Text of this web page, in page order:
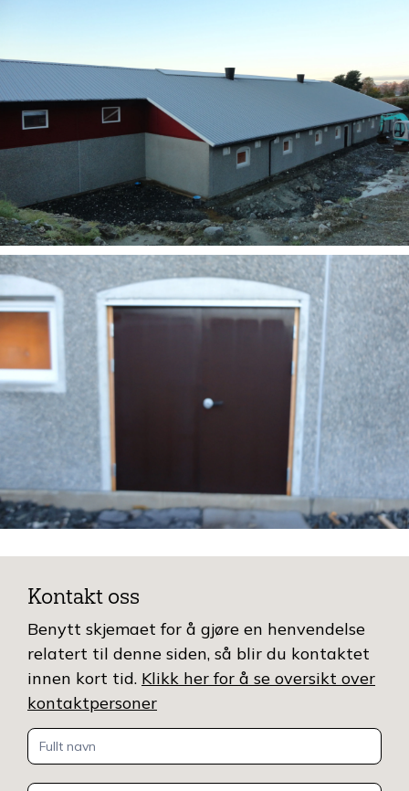
Kontakt oss
Benytt skjemaet for å gjøre en henvendelse
relatert til denne siden, så blir du kontaktet
innen kort tid. Klikk her for å se oversikt over
kontaktpersoner
Kontakt
oss